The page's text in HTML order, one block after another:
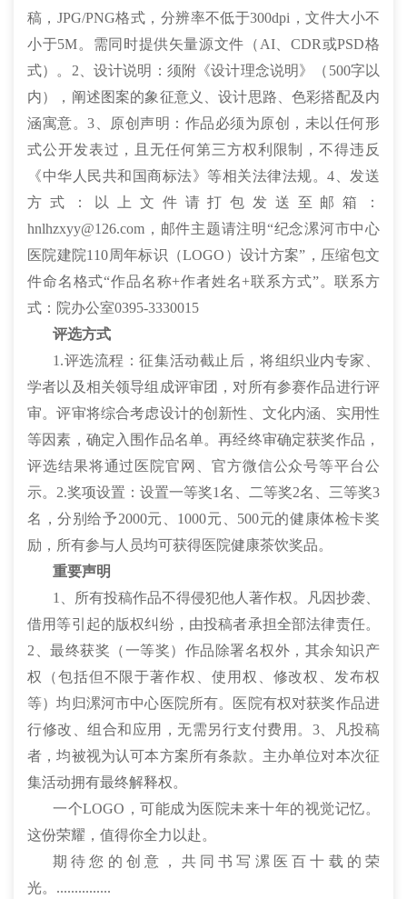
稿，JPG/PNG格式，分辨率不低于300dpi，文件大小不
小于5M。需同时提供矢量源文件（AI、CDR或PSD格
式）。2、设计说明：须附《设计理念说明》（500字以
内），阐述图案的象征意义、设计思路、色彩搭配及内
涵寓意。3、原创声明：作品必须为原创，未以任何形
式公开发表过，且无任何第三方权利限制，不得违反
《中华人民共和国商标法》等相关法律法规。4、发送
方式：以上文件请打包发送至邮箱：
hnlhzxyy@126.com，邮件主题请注明“纪念漯河市中心
医院建院110周年标识（LOGO）设计方案”，压缩包文
件命名格式“作品名称+作者姓名+联系方式”。联系方
式：院办公室0395-3330015
评选方式
1.评选流程：征集活动截止后，将组织业内专家、
学者以及相关领导组成评审团，对所有参赛作品进行评
审。评审将综合考虑设计的创新性、文化内涵、实用性
等因素，确定入围作品名单。再经终审确定获奖作品，
评选结果将通过医院官网、官方微信公众号等平台公
示。2.奖项设置：设置一等奖1名、二等奖2名、三等奖3
名，分别给予2000元、1000元、500元的健康体检卡奖
励，所有参与人员均可获得医院健康茶饮奖品。
重要声明
1、所有投稿作品不得侵犯他人著作权。凡因抄袭、
借用等引起的版权纠纷，由投稿者承担全部法律责任。
2、最终获奖（一等奖）作品除署名权外，其余知识产
权（包括但不限于著作权、使用权、修改权、发布权
等）均归漯河市中心医院所有。医院有权对获奖作品进
行修改、组合和应用，无需另行支付费用。3、凡投稿
者，均被视为认可本方案所有条款。主办单位对本次征
集活动拥有最终解释权。
一个LOGO，可能成为医院未来十年的视觉记忆。
这份荣耀，值得你全力以赴。
期待您的创意，共同书写漯医百十载的荣
光。...............